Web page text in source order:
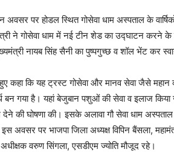
पर होडल स्थित गोसेवा धाम अस्पताल के
ने गोसेवा धाम में नई टीन शेड का उद्घाटन करने के
नायब सिंह सैनी का पुष्पगुच्छ व शॉल भेंट कर
कहा कि यह ट्रस्ट गोसेवा और मानव सेवा जैसे
बन गया है। यहां बेजुबान पशुओं की सेवा व इलाज
की घोषणा की। इसके अलावा गौ सेवा धाम
अवसर पर भाजपा जिला अध्यक्ष विपिन बैंसला,
वरुण सिंगला, एसडीएम ज्योति मौजूद रहे।